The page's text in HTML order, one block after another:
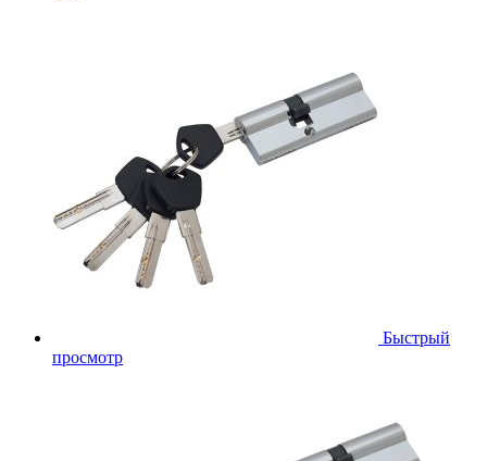
Быстрый
просмотр